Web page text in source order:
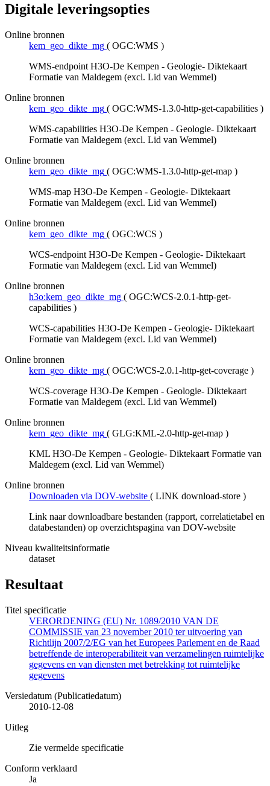
Digitale leveringsopties
Online bronnen
kem_geo_dikte_mg ( OGC:WMS )
WMS-endpoint H3O-De Kempen - Geologie- Diktekaart
Formatie van Maldegem (excl. Lid van Wemmel)
Online bronnen
kem_geo_dikte_mg ( OGC:WMS-1.3.0-http-get-capabilities )
WMS-capabilities H3O-De Kempen - Geologie- Diktekaart
Formatie van Maldegem (excl. Lid van Wemmel)
Online bronnen
kem_geo_dikte_mg ( OGC:WMS-1.3.0-http-get-map )
WMS-map H3O-De Kempen - Geologie- Diktekaart
Formatie van Maldegem (excl. Lid van Wemmel)
Online bronnen
kem_geo_dikte_mg ( OGC:WCS )
WCS-endpoint H3O-De Kempen - Geologie- Diktekaart
Formatie van Maldegem (excl. Lid van Wemmel)
Online bronnen
h3o:kem_geo_dikte_mg ( OGC:WCS-2.0.1-http-get-
capabilities )
WCS-capabilities H3O-De Kempen - Geologie- Diktekaart
Formatie van Maldegem (excl. Lid van Wemmel)
Online bronnen
kem_geo_dikte_mg ( OGC:WCS-2.0.1-http-get-coverage )
WCS-coverage H3O-De Kempen - Geologie- Diktekaart
Formatie van Maldegem (excl. Lid van Wemmel)
Online bronnen
kem_geo_dikte_mg ( GLG:KML-2.0-http-get-map )
KML H3O-De Kempen - Geologie- Diktekaart Formatie van
Maldegem (excl. Lid van Wemmel)
Online bronnen
Downloaden via DOV-website ( LINK download-store )
Link naar downloadbare bestanden (rapport, correlatietabel en
databestanden) op overzichtspagina van DOV-website
Niveau kwaliteitsinformatie
dataset
Resultaat
Titel specificatie
VERORDENING (EU) Nr. 1089/2010 VAN DE
COMMISSIE van 23 november 2010 ter uitvoering van
Richtlijn 2007/2/EG van het Europees Parlement en de Raad
betreffende de interoperabiliteit van verzamelingen ruimtelijke
gegevens en van diensten met betrekking tot ruimtelijke
gegevens
Versiedatum (Publicatiedatum)
2010-12-08
Uitleg
Zie vermelde specificatie
Conform verklaard
Ja